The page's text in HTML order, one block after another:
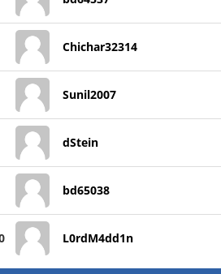
Chichar32314
Sunil2007
dStein
bd65038
L0rdM4dd1n